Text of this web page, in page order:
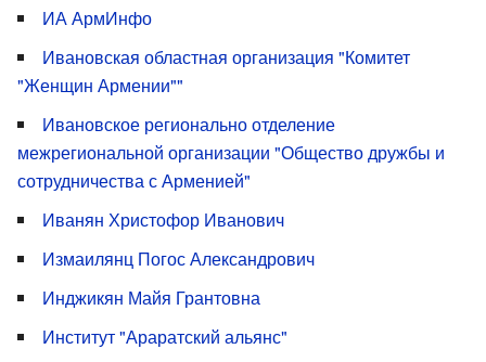
ИА АрмИнфо
Ивановская областная организация "Комитет
"Женщин Армении""
Ивановское регионально отделение
межрегиональной организации "Общество дружбы и
сотрудничества с Арменией"
Иванян Христофор Иванович
Измаилянц Погос Александрович
Инджикян Майя Грантовна
Институт "Араратский альянс"